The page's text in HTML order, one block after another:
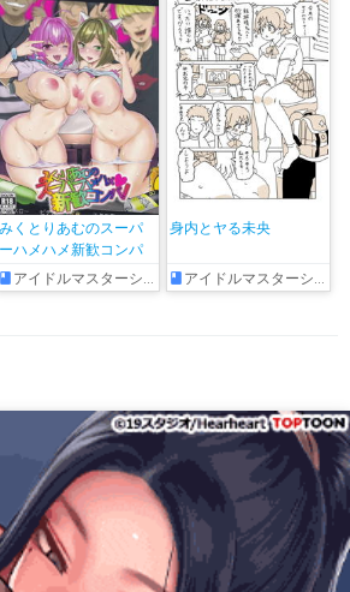
みくとりあむのスーパ
ーハメハメ新歓コンパ
アイドルマスターシンデレラガールズ
身内とヤる未央
アイドルマスターシンデレラガールズ